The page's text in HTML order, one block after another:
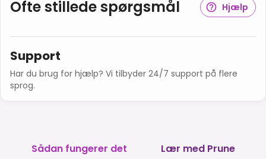
Ofte stillede spørgsmål Hjælp
Support
Har du brug for hjælp? Vi tilbyder 24/7 support på flere
sprog.
Sådan fungerer det Lær med Prune